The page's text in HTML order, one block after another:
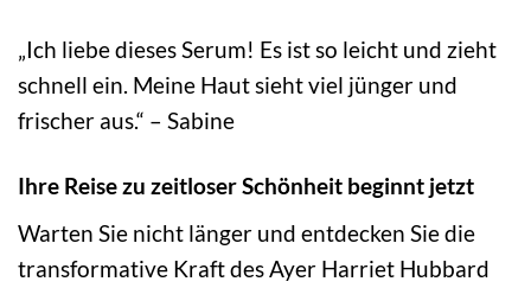
„Ich liebe dieses Serum! Es ist so leicht und zieht
schnell ein. Meine Haut sieht viel jünger und
frischer aus.“ – Sabine
Ihre Reise zu zeitloser Schönheit beginnt jetzt
Warten Sie nicht länger und entdecken Sie die
transformative Kraft des Ayer Harriet Hubbard